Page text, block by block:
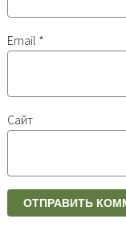
Email *
Сайт